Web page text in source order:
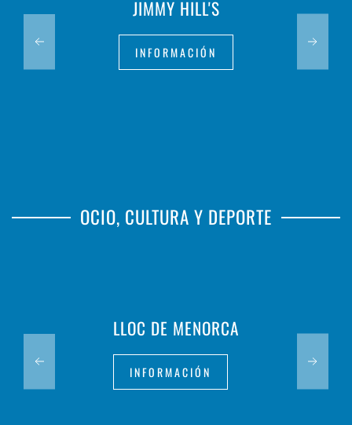
JIMMY HILL'S
INFORMACIÓN
OCIO, CULTURA Y DEPORTE
LLOC DE MENORCA
INFORMACIÓN